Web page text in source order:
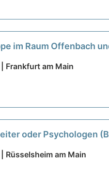
im Raum Offenbach
Frankfurt am Main
oder Psychologen
Rüsselsheim am Main